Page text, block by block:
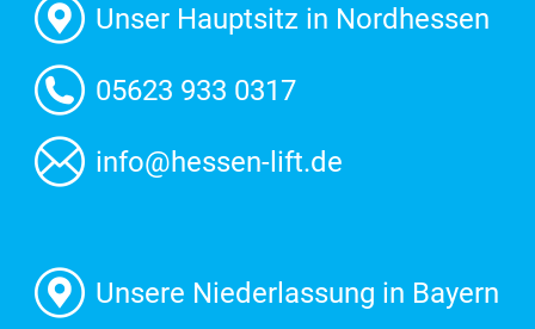
Unser Hauptsitz in Nordhessen
05623 933 0317
info@hessen-lift.de
Unsere Niederlassung in Bayern